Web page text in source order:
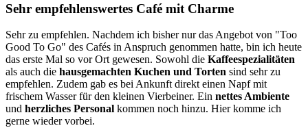
Sehr empfehlenswertes Café mit Charme
Sehr zu empfehlen. Nachdem ich bisher nur das Angebot von "Too
Good To Go" des Cafés in Anspruch genommen hatte, bin ich heute
das erste Mal so vor Ort gewesen. Sowohl die Kaffeespezialitäten
als auch die hausgemachten Kuchen und Torten sind sehr zu
empfehlen. Zudem gab es bei Ankunft direkt einen Napf mit
frischem Wasser für den kleinen Vierbeiner. Ein nettes Ambiente
und herzliches Personal kommen noch hinzu. Hier komme ich
gerne wieder vorbei.